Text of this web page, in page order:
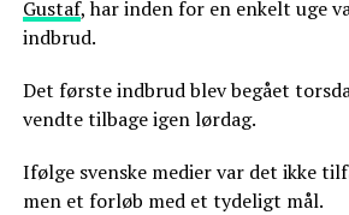
Gustaf, har inden for en enkelt uge
indbrud.
Det første indbrud blev begået
vendte tilbage igen lørdag.
Ifølge svenske medier var det ikke
men et forløb med et tydeligt mål.